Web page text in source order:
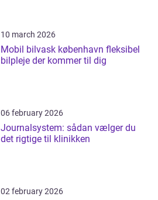
10 march 2026
Mobil bilvask københavn fleksibel
bilpleje der kommer til dig
06 february 2026
Journalsystem: sådan vælger du
det rigtige til klinikken
02 february 2026